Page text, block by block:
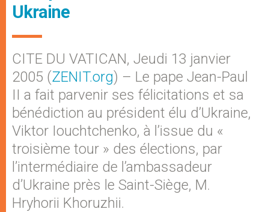
Ukraine
CITE DU VATICAN, Jeudi 13 janvier
2005 (ZENIT.org) – Le pape Jean-Paul
II a fait parvenir ses félicitations et sa
bénédiction au président élu d’Ukraine,
Viktor Iouchtchenko, à l’issue du «
troisième tour » des élections, par
l’intermédiaire de l’ambassadeur
d’Ukraine près le Saint-Siège, M.
Hryhorii Khoruzhii.